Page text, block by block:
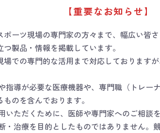
【重要なお知らせ】
ーツ現場の専門家の方々まで、幅広い皆
製品・情報を掲載しています。
での専門的な活用まで対応しております
導が必要な医療機器や、専門職（トレー
のを含んでおります。
ただくために、医師や専門家へのご相談
治療を目的としたものではありません。
ラド・リカバリーラウンド グリーン
男性 女性 その他